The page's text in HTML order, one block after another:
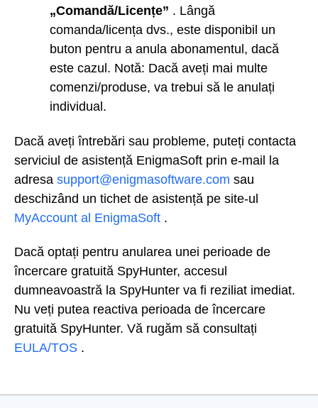
„Comandă/Licențe” . Lângă
comanda/licența dvs., este disponibil un
buton pentru a anula abonamentul, dacă
este cazul. Notă: Dacă aveți mai multe
comenzi/produse, va trebui să le anulați
individual.
Dacă aveți întrebări sau probleme, puteți contacta
serviciul de asistență EnigmaSoft prin e-mail la
adresa support@enigmasoftware.com sau
deschizând un tichet de asistență pe site-ul
MyAccount al EnigmaSoft .
Dacă optați pentru anularea unei perioade de
încercare gratuită SpyHunter, accesul
dumneavoastră la SpyHunter va fi reziliat imediat.
Nu veți putea reactiva perioada de încercare
gratuită SpyHunter. Vă rugăm să consultați
EULA/TOS .